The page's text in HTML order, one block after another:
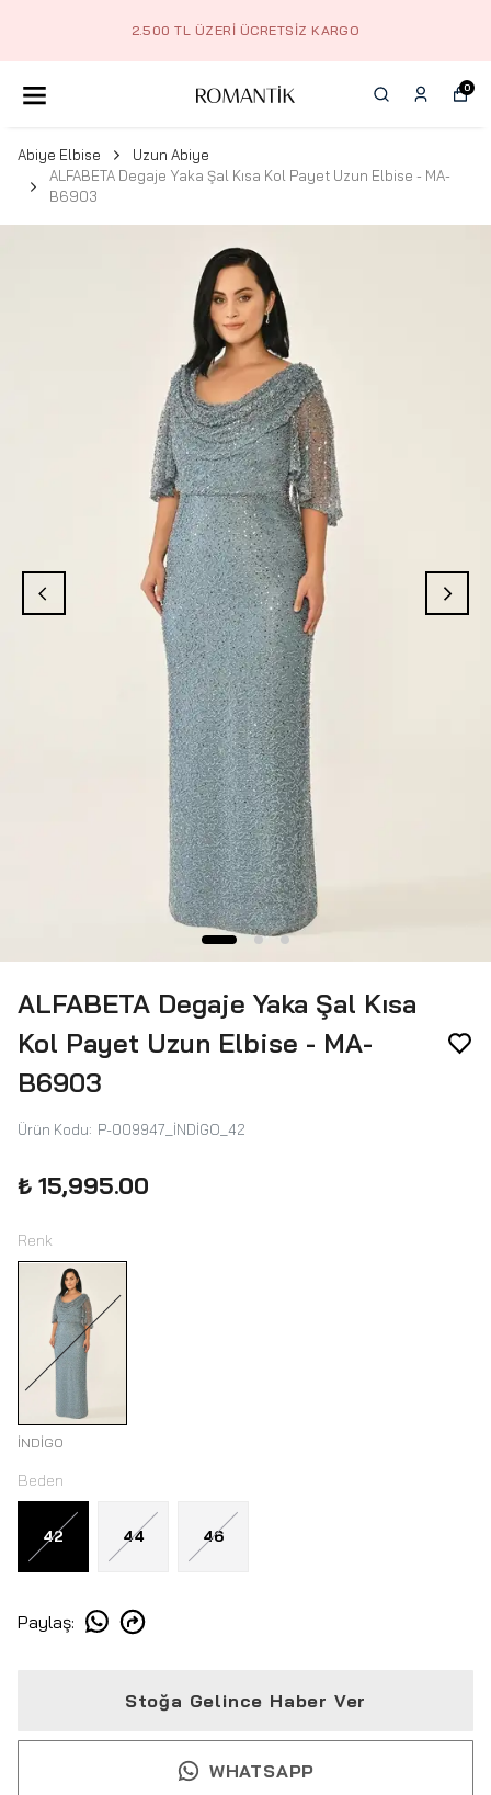
2.500 TL ÜZERI ÜCRETSIZ KARGO
0
Abiye Elbise
Uzun Abiye
ALFABETA Degaje Yaka Şal Kısa Kol Payet Uzun Elbise - MA-
B6903
ALFABETA Degaje Yaka Şal Kısa
Kol Payet Uzun Elbise - MA-
B6903
Ürün Kodu: P-009947_İNDİGO_42
₺ 15,995.00
Renk
İNDİGO
Beden
42 44 46
Paylaş:
Stoğa Gelince Haber Ver
WHATSAPP